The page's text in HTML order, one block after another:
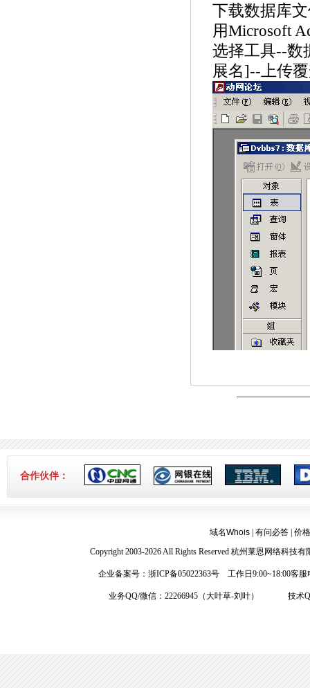
下载数据库
用Microsoft
选择工具--数
展名]--上传
合作伙伴：
域名Whois 有问必答 价
Copyright 2003-2026 All Rights Reserved 杭州莱恩网络科技
企业备案号：浙ICP备05022363号 工作日9:00~18:00客服
业务QQ/微信：22266945（大叶草-刘叶） 技术QQ